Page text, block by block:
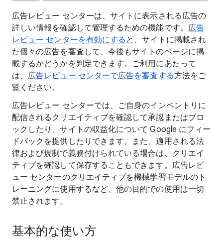
広告レビュー センターは、サイトに表示される広告の
詳しい情報を確認して管理するための機能です。 広告
レビュー センターを有効にする と、サイトに掲載され
た個々の広告を審査して、今後もサイトのページに掲
載するかどうかを判定できます。ご利用にあたって
は、広告レビュー センターで広告を審査する方法をご
覧ください。
広告レビュー センターでは、ご自身のインベントリに
配信されるクリエイティブを確認して承認またはブロ
ックしたり、サイトの収益化について Google にフィー
ドバックを提供したりできます。また、適用される法
律および規制で義務付けられている場合は、クリエイ
ティブを確認して保存することもできます。広告レビ
ュー センターのクリエイティブを機械学習モデルのト
レーニングに使用するなど、他の目的での使用は一切
禁止されます。
基本的な使い方